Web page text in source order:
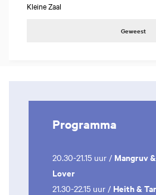
Kleine Zaal
Geweest
Programma
20.30-21.15 uur / Mangruv
Lover
21.30-22.15 uur / Heith &